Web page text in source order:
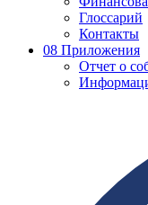
Глоссарий
Контакты
08 Приложения
Отчет о